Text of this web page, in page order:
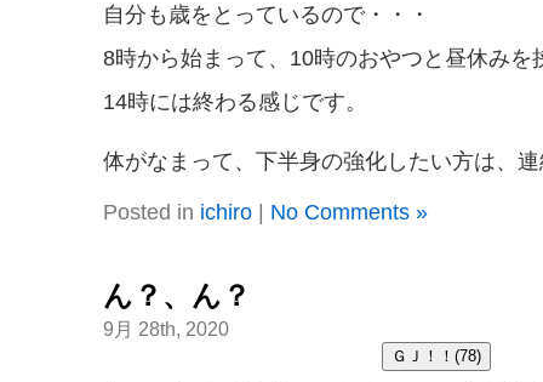
自分も歳をとっているので・・・
8時から始まって、10時のおやつと昼休みを
14時には終わる感じです。
体がなまって、下半身の強化したい方は、
Posted in ichiro| No Comments »
ん？、ん？
9月 28th, 2020